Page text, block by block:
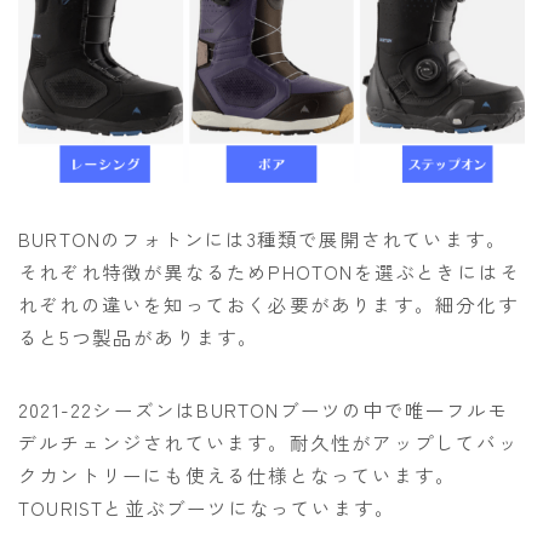
ブーツ
BURTON
DC shoes
DEELUXE
HEAD
K2
NIDECKER
NORTHWAVE
RIDE
SALOMON
BURTONのフォトンには3種類で展開されています。
それぞれ特徴が異なるためPHOTONを選ぶときにはそ
れぞれの違いを知っておく必要があります。細分化す
ると5つ製品があります。
2021-22シーズンはBURTONブーツの中で唯一フルモ
デルチェンジされています。耐久性がアップしてバッ
クカントリーにも使える仕様となっています。
TOURISTと並ぶブーツになっています。